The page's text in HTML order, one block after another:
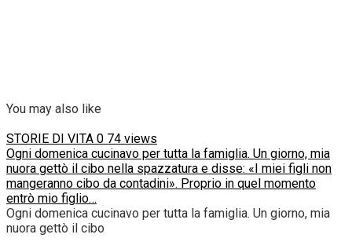
You may also like
STORIE DI VITA 0 74 views
Ogni domenica cucinavo per tutta la famiglia. Un giorno, mia
nuora gettò il cibo nella spazzatura e disse: «I miei figli non
mangeranno cibo da contadini». Proprio in quel momento
entrò mio figlio…
Ogni domenica cucinavo per tutta la famiglia. Un giorno, mia
nuora gettò il cibo